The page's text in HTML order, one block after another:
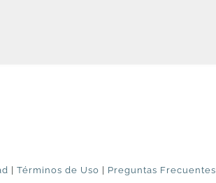
Términos de Uso Preguntas Frecuentes